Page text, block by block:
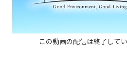
この動画の配信は終了して